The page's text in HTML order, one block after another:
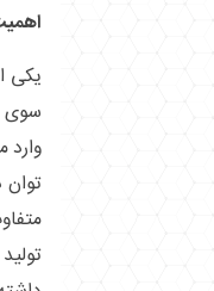
یکی
سوی
وارد